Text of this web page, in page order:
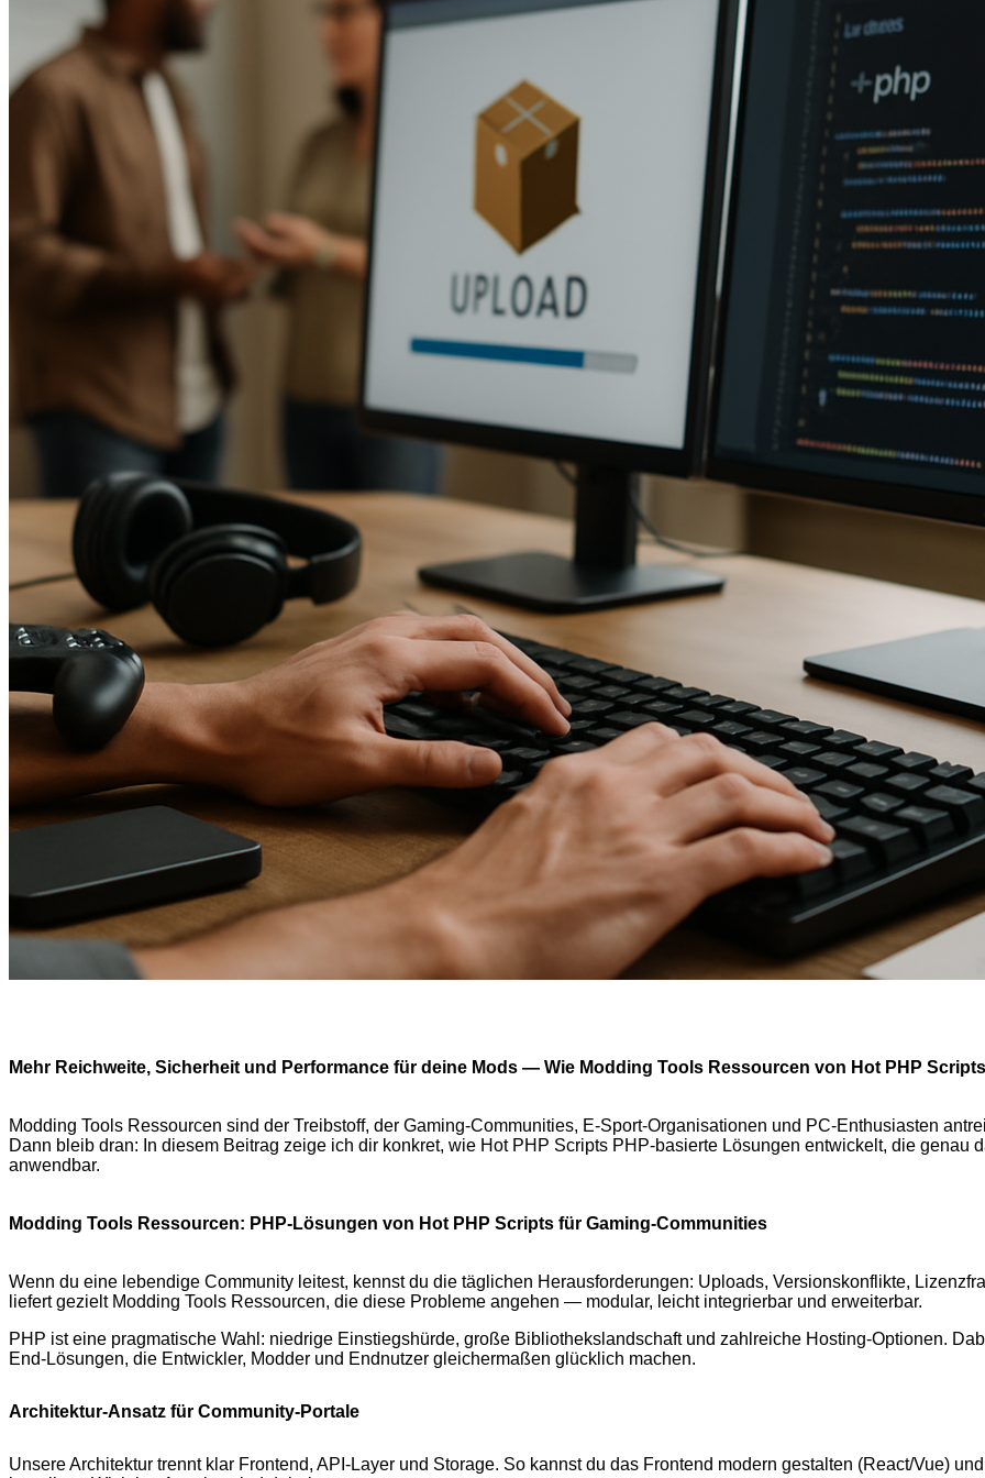
Mehr Reichweite, Sicherheit und Performance für deine Mods — Wie Modding Tools Ressourcen von Hot PHP
Modding Tools Ressourcen sind der Treibstoff, der Gaming-Communities, E-Sport-Organisationen und PC-Enthusiasten
Dann bleib dran: In diesem Beitrag zeige ich dir konkret, wie Hot PHP Scripts PHP-basierte Lösungen entwickelt, die
anwendbar.
Modding Tools Ressourcen: PHP-Lösungen von Hot PHP Scripts für Gaming-Communities
Wenn du eine lebendige Community leitest, kennst du die täglichen Herausforderungen: Uploads, Versionskonflikte,
liefert gezielt Modding Tools Ressourcen, die diese Probleme angehen — modular, leicht integrierbar und erweiterbar.
PHP ist eine pragmatische Wahl: niedrige Einstiegshürde, große Bibliothekslandschaft und zahlreiche Hosting-Optionen.
End-Lösungen, die Entwickler, Modder und Endnutzer gleichermaßen glücklich machen.
Architektur-Ansatz für Community-Portale
Unsere Architektur trennt klar Frontend, API-Layer und Storage. So kannst du das Frontend modern gestalten (React/Vue)